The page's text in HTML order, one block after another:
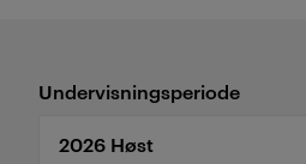
Undervisningsperiode